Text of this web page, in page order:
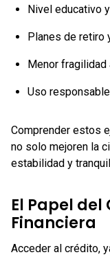
Nivel educativo
Planes de retiro
Menor fragilidad
Uso
Comprender estos
no solo mejoren la
estabilidad y
El Papel
Financiera
Acceder al crédito,